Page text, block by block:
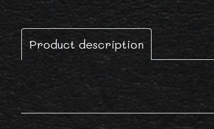
Product description